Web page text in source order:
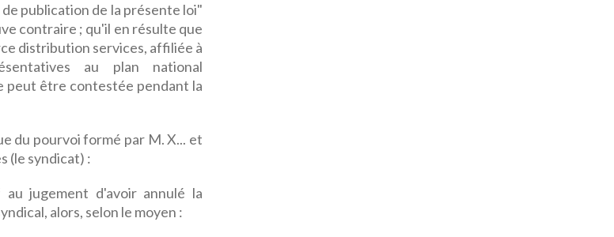
publication de la présente loi"
contraire ; qu'il en résulte que
distribution services, affiliée à
au plan national
peut être contestée pendant la
du pourvoi formé par M. X... et
(le syndicat) :
jugement d'avoir annulé la
alors, selon le moyen :